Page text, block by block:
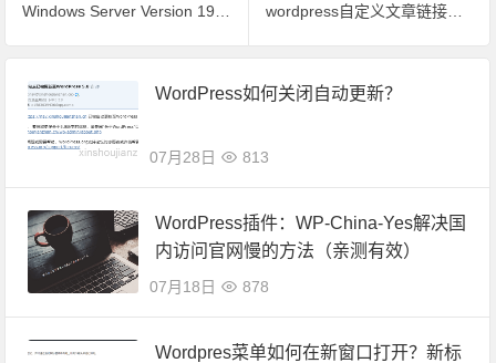
wordpress自定义文章链接教程
WordPress如何关闭自动更新？
07月28日 813
WordPress插件：WP-China-Yes解决国
内访问官网慢的方法（亲测有效）
07月18日 878
Wordpres菜单如何在新窗口打开？新标